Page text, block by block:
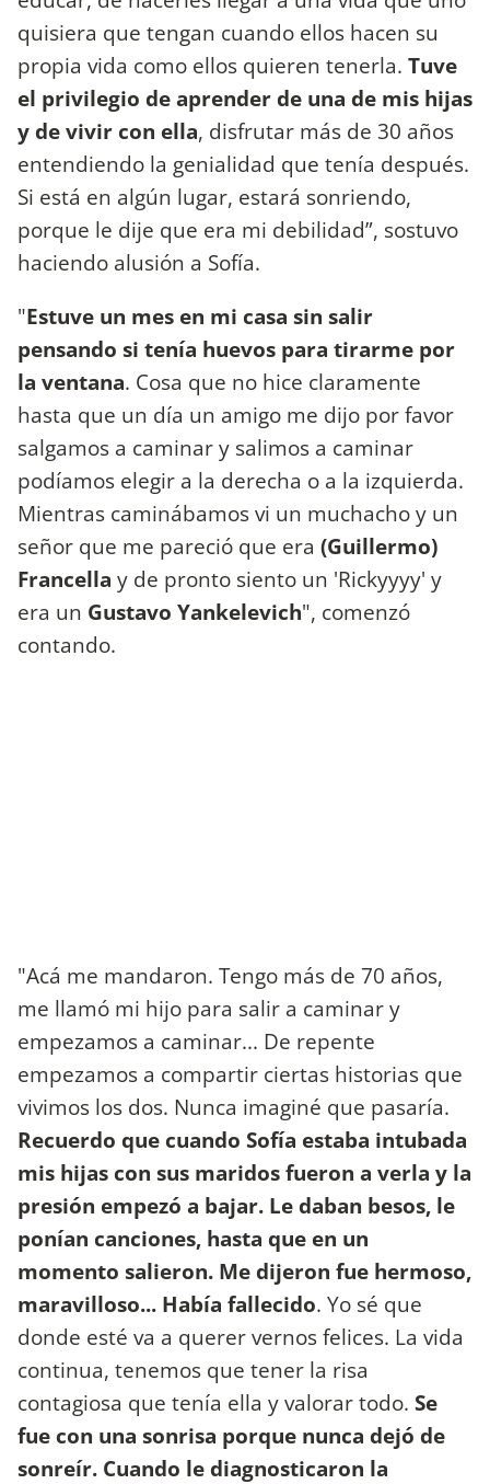
quisiera que tengan cuando ellos hacen su
propia vida como ellos quieren tenerla. Tuve
el privilegio de aprender de una de mis hijas
y de vivir con ella, disfrutar más de 30 años
entendiendo la genialidad que tenía después.
Si está en algún lugar, estará sonriendo,
porque le dije que era mi debilidad”, sostuvo
haciendo alusión a Sofía.
"Estuve un mes en mi casa sin salir
pensando si tenía huevos para tirarme por
la ventana. Cosa que no hice claramente
hasta que un día un amigo me dijo por favor
salgamos a caminar y salimos a caminar
podíamos elegir a la derecha o a la izquierda.
Mientras caminábamos vi un muchacho y un
señor que me pareció que era (Guillermo)
Francella y de pronto siento un 'Rickyyyy' y
era un Gustavo Yankelevich", comenzó
contando.
"Acá me mandaron. Tengo más de 70 años,
me llamó mi hijo para salir a caminar y
empezamos a caminar... De repente
empezamos a compartir ciertas historias que
vivimos los dos. Nunca imaginé que pasaría.
Recuerdo que cuando Sofía estaba intubada
mis hijas con sus maridos fueron a verla y la
presión empezó a bajar. Le daban besos, le
ponían canciones, hasta que en un
momento salieron. Me dijeron fue hermoso,
maravilloso... Había fallecido. Yo sé que
donde esté va a querer vernos felices. La vida
continua, tenemos que tener la risa
contagiosa que tenía ella y valorar todo. Se
fue con una sonrisa porque nunca dejó de
sonreír. Cuando le diagnosticaron la